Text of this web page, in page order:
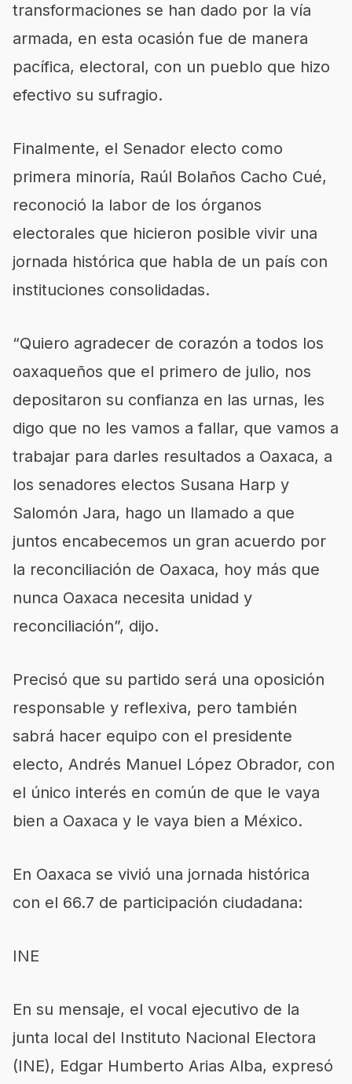
transformaciones se han dado por la vía
armada, en esta ocasión fue de manera
pacífica, electoral, con un pueblo que hizo
efectivo su sufragio.
Finalmente, el Senador electo como
primera minoría, Raúl Bolaños Cacho Cué,
reconoció la labor de los órganos
electorales que hicieron posible vivir una
jornada histórica que habla de un país con
instituciones consolidadas.
“Quiero agradecer de corazón a todos los
oaxaqueños que el primero de julio, nos
depositaron su confianza en las urnas, les
digo que no les vamos a fallar, que vamos a
trabajar para darles resultados a Oaxaca, a
los senadores electos Susana Harp y
Salomón Jara, hago un llamado a que
juntos encabecemos un gran acuerdo por
la reconciliación de Oaxaca, hoy más que
nunca Oaxaca necesita unidad y
reconciliación”, dijo.
Precisó que su partido será una oposición
responsable y reflexiva, pero también
sabrá hacer equipo con el presidente
electo, Andrés Manuel López Obrador, con
el único interés en común de que le vaya
bien a Oaxaca y le vaya bien a México.
En Oaxaca se vivió una jornada histórica
con el 66.7 de participación ciudadana:
INE
En su mensaje, el vocal ejecutivo de la
junta local del Instituto Nacional Electora
(INE), Edgar Humberto Arias Alba, expresó